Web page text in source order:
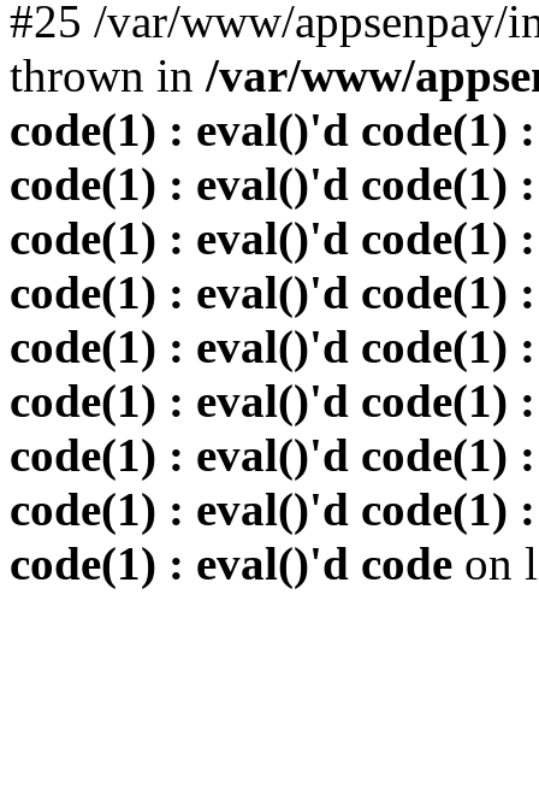
#25 /var/www/
thrown in /var/www/
code(1) : eval()'d code(1)
code(1) : eval()'d code(1)
code(1) : eval()'d code(1)
code(1) : eval()'d code(1)
code(1) : eval()'d code(1)
code(1) : eval()'d code(1)
code(1) : eval()'d code(1)
code(1) : eval()'d code(1)
code(1) : eval()'d code on